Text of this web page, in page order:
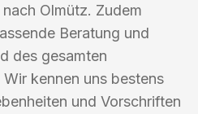
Olmütz. Zudem
Beratung und
des gesamten
kennen uns bestens
und Vorschriften